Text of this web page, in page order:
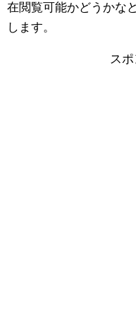
在閲覧可能かどうかな
します。
ス